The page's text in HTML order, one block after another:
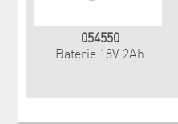
054550
Baterie 18V 2Ah